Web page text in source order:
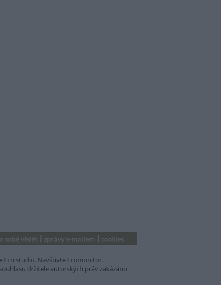
sobě vědět zprávy e-mailem cookies
Ecn studiu. Navštivte Ecomonitor.
držitele autorských práv zakázáno.